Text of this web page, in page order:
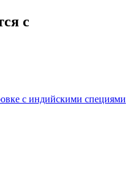
с
с индийскими специями